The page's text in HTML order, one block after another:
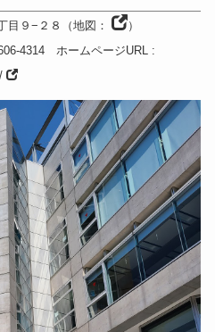
目９−２８ （地図：
）
4314 ホームページURL: